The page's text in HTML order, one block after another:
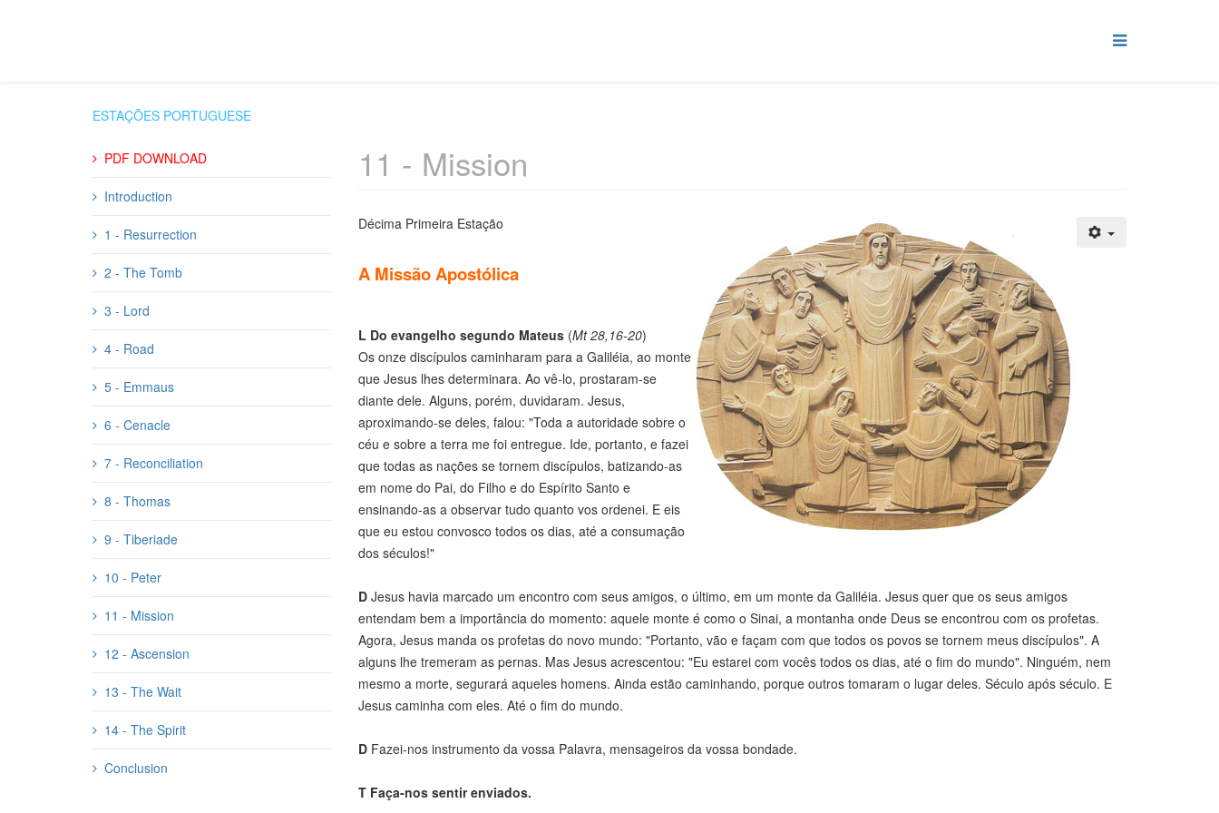
ESTAÇÕES PORTUGUESE
PDF DOWNLOAD
Introduction
1 - Resurrection
2 - The Tomb
3 - Lord
4 - Road
5 - Emmaus
6 - Cenacle
7 - Reconciliation
8 - Thomas
9 - Tiberiade
10 - Peter
11 - Mission
12 - Ascension
13 - The Wait
14 - The Spirit
Conclusion
11 - Mission
Décima Primeira Estação
A Missão Apostólica
L Do evangelho segundo Mateus(Mt 28,16-20)
Os onze discípulos caminharam para a Galiléia, ao monte
que Jesus lhes determinara. Ao vê-lo, prostaram-se
diante dele. Alguns, porém, duvidaram. Jesus,
aproximando-se deles, falou: "Toda a autoridade sobre o
céu e sobre a terra me foi entregue. Ide, portanto, e fazei
que todas as nações se tornem discípulos, batizando-as
em nome do Pai, do Filho e do Espírito Santo e
ensinando-as a observar tudo quanto vos ordenei. E eis
que eu estou convosco todos os dias, até a consumação
dos séculos!"
DJesus havia marcado um encontro com seus amigos, o último, em um monte da Galiléia. Jesus quer que os seus amigos
entendam bem a importância do momento: aquele monte é como o Sinai, a montanha onde Deus se encontrou com os profetas.
Agora, Jesus manda os profetas do novo mundo: "Portanto, vão e façam com que todos os povos se tornem meus discípulos". A
alguns lhe tremeram as pernas. Mas Jesus acrescentou: "Eu estarei com vocês todos os dias, até o fim do mundo". Ninguém, nem
mesmo a morte, segurará aqueles homens. Ainda estão caminhando, porque outros tomaram o lugar deles. Século após século. E
Jesus caminha com eles. Até o fim do mundo.
DFazei-nos instrumento da vossa Palavra, mensageiros da vossa bondade.
T Faça-nos sentir enviados.